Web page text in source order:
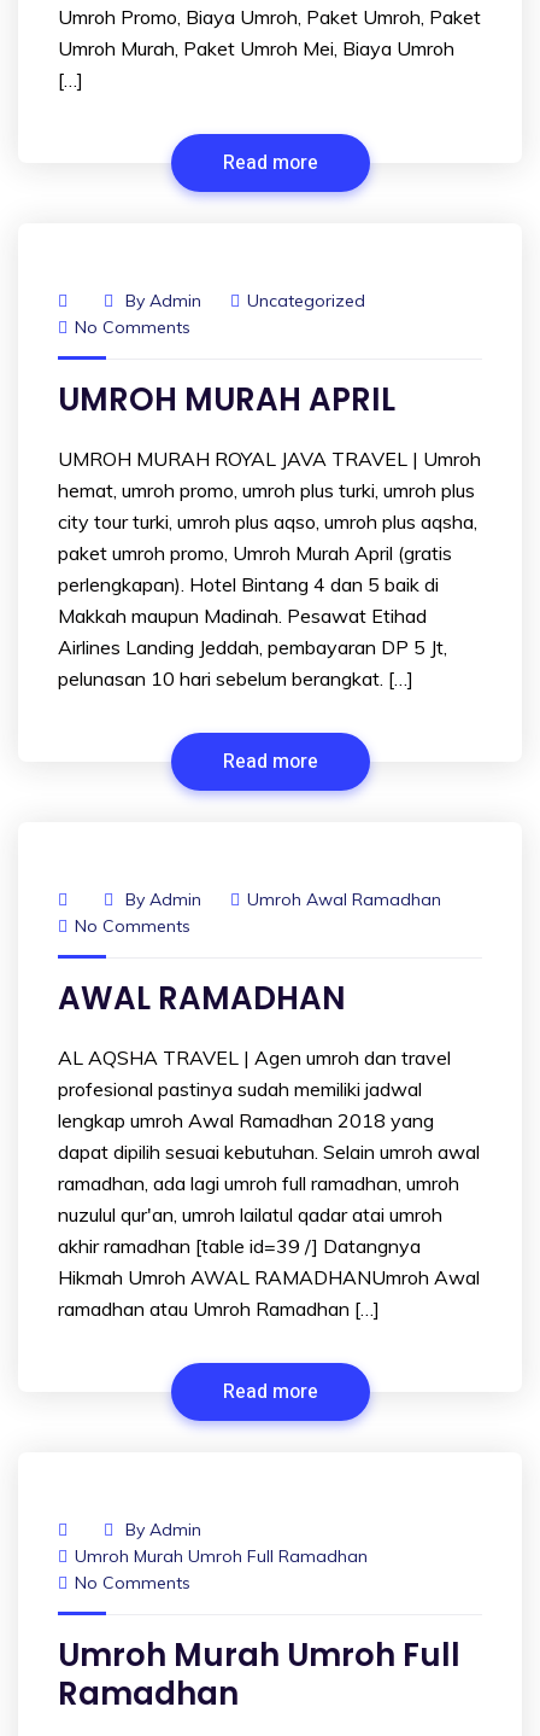
Umroh Promo, Biaya Umroh, Paket Umroh, Paket
Umroh Murah, Paket Umroh Mei, Biaya Umroh
[…]
Read more
By Admin
Uncategorized
No Comments
UMROH MURAH APRIL
UMROH MURAH ROYAL JAVA TRAVEL | Umroh
hemat, umroh promo, umroh plus turki, umroh plus
city tour turki, umroh plus aqso, umroh plus aqsha,
paket umroh promo, Umroh Murah April (gratis
perlengkapan). Hotel Bintang 4 dan 5 baik di
Makkah maupun Madinah. Pesawat Etihad
Airlines Landing Jeddah, pembayaran DP 5 Jt,
pelunasan 10 hari sebelum berangkat. […]
Read more
By Admin
Umroh Awal Ramadhan
No Comments
AWAL RAMADHAN
AL AQSHA TRAVEL | Agen umroh dan travel
profesional pastinya sudah memiliki jadwal
lengkap umroh Awal Ramadhan 2018 yang
dapat dipilih sesuai kebutuhan. Selain umroh awal
ramadhan, ada lagi umroh full ramadhan, umroh
nuzulul qur'an, umroh lailatul qadar atai umroh
akhir ramadhan [table id=39 /] Datangnya
Hikmah Umroh AWAL RAMADHANUmroh Awal
ramadhan atau Umroh Ramadhan […]
Read more
By Admin
Umroh Murah Umroh Full Ramadhan
No Comments
Umroh Murah Umroh Full
Ramadhan